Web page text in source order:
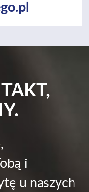
i
u naszych